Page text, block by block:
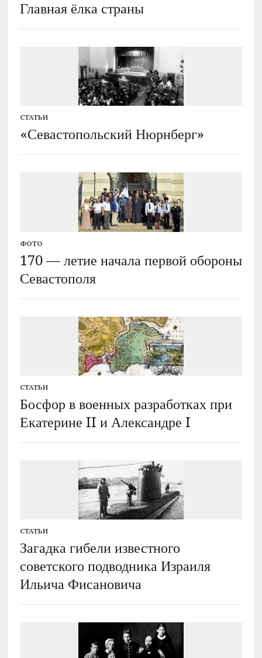
Главная ёлка страны
СТАТЬИ
«Севастопольский Нюрнберг»
ФОТО
170 — летие начала первой обороны
Севастополя
СТАТЬИ
Босфор в военных разработках при
Екатерине II и Александре I
СТАТЬИ
Загадка гибели известного
советского подводника Израиля
Ильича Фисановича